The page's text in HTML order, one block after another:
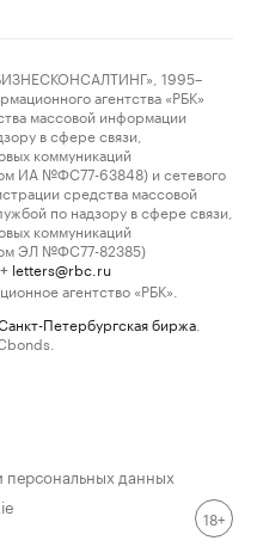
1995–
агентства «РБК»
массовой информации
в сфере связи,
коммуникаций
ИА №ФС77-63848) и сетевого
средства массовой
по надзору в сфере связи,
коммуникаций
ЭЛ №ФС77-82385)
letters@rbc.ru
агентство «РБК».
Петербургская биржа
данных
18+